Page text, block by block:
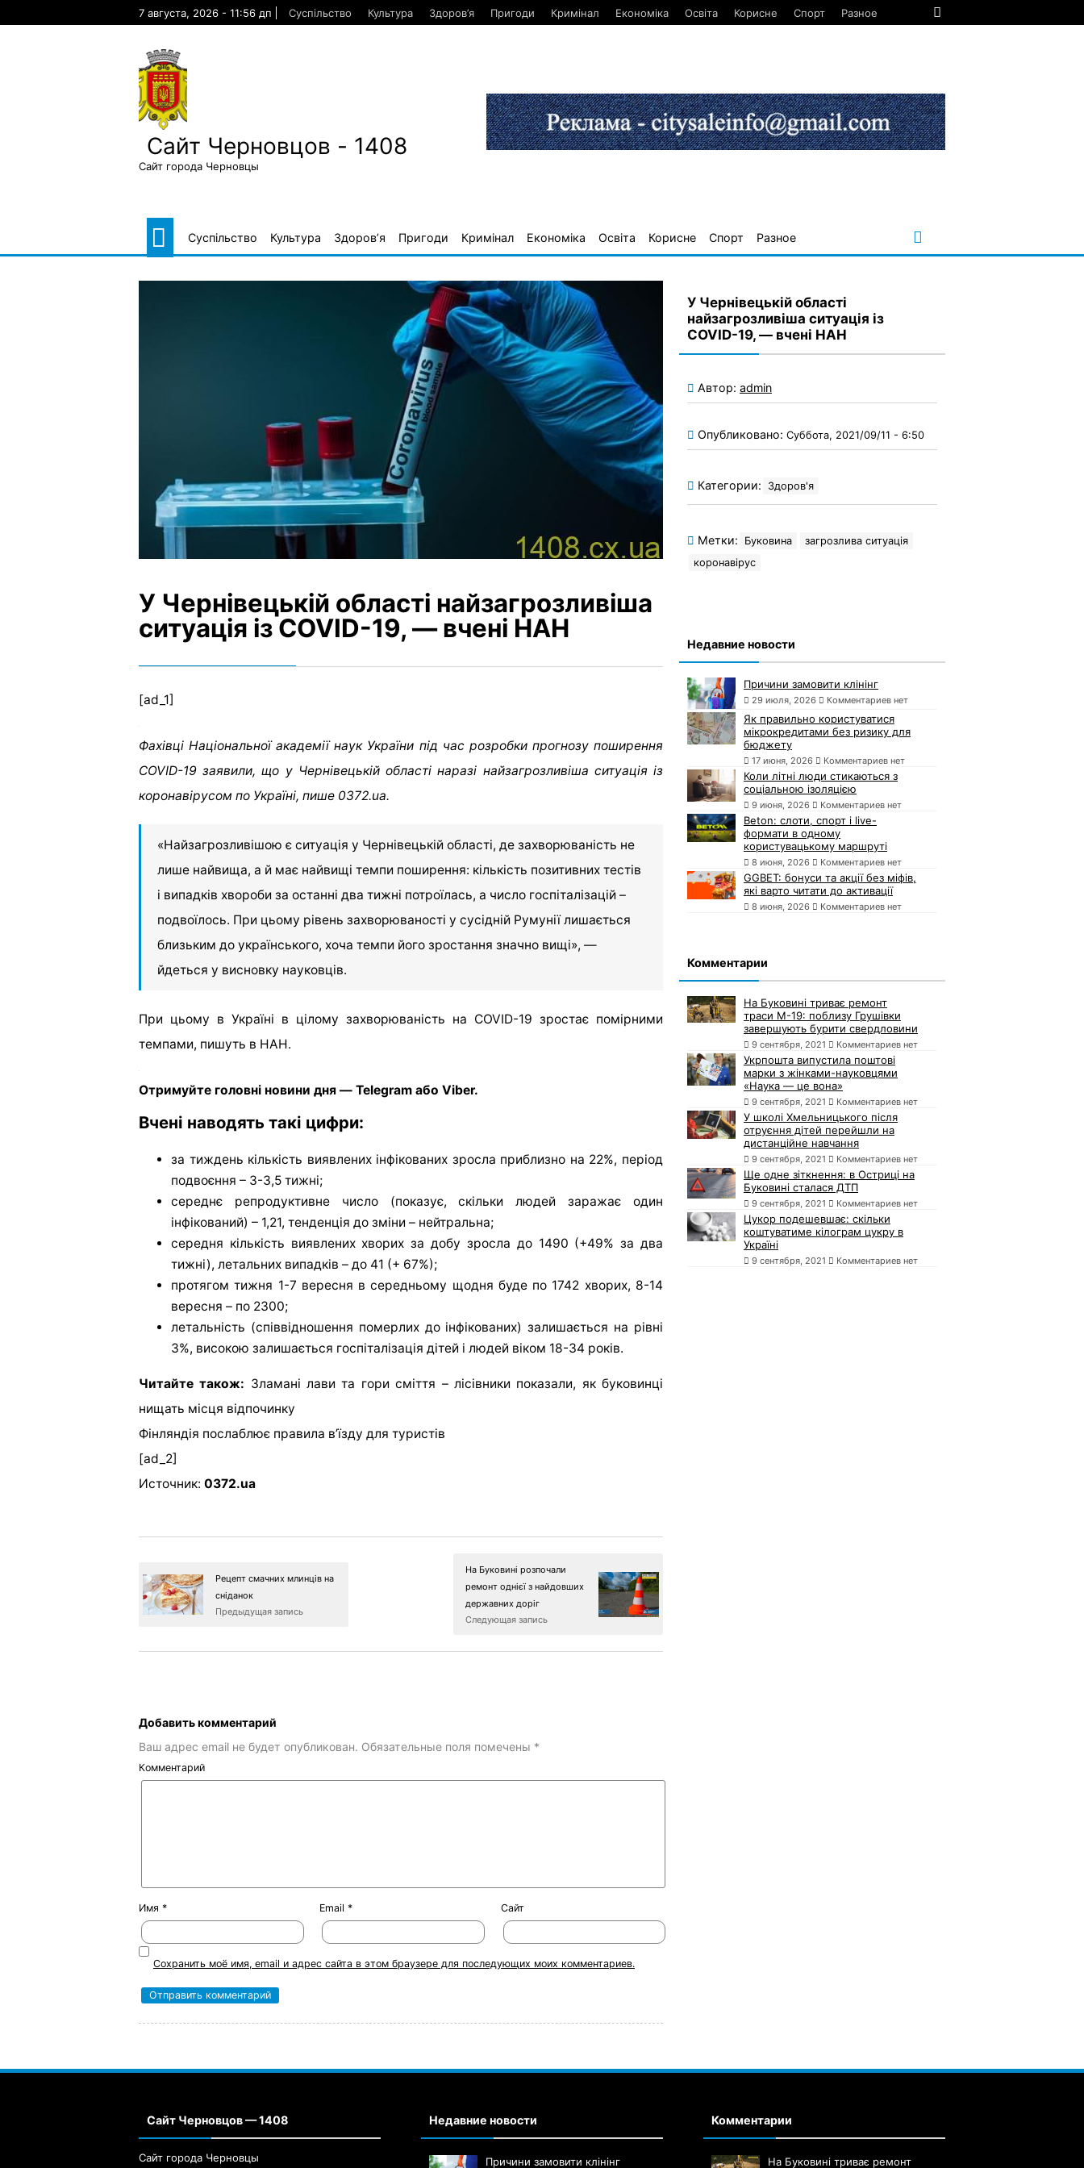
7 августа, 2026 - 11:56 дп Суспільство Культура Здоров’я Пригоди Кримінал Економіка Освіта Корисне Спорт Разное
Сайт Черновцов - 1408
Сайт города Черновцы
Суспільство Культура Здоров’я Пригоди Кримінал Економіка Освіта Корисне Спорт Разное
У Чернівецькій області найзагрозливіша
ситуація із COVID-19, — вчені НАН
[ad_1]
Фахівці Національної академії наук України під час розробки прогнозу поширення
COVID-19 заявили, що у Чернівецькій області наразі найзагрозливіша ситуація із
коронавірусом по Україні, пише 0372.ua.
«Найзагрозливішою є ситуація у Чернівецькій області, де захворюваність не
лише найвища, а й має найвищі темпи поширення: кількість позитивних тестів
і випадків хвороби за останні два тижні потроїлась, а число госпіталізацій –
подвоїлось. При цьому рівень захворюваності у сусідній Румунії лишається
близьким до українського, хоча темпи його зростання значно вищі», —
йдеться у висновку науковців.
При цьому в Україні в цілому захворюваність на COVID-19 зростає помірними
темпами, пишуть в НАН.
Отримуйте головні новини дня — Telegram або Viber.
Вчені наводять такі цифри:
за тиждень кількість виявлених інфікованих зросла приблизно на 22%, період
подвоєння – 3-3,5 тижні;
середнє репродуктивне число (показує, скільки людей заражає один
інфікований) – 1,21, тенденція до зміни – нейтральна;
середня кількість виявлених хворих за добу зросла до 1490 (+49% за два
тижні), летальних випадків – до 41 (+ 67%);
протягом тижня 1-7 вересня в середньому щодня буде по 1742 хворих, 8-14
вересня – по 2300;
летальність (співвідношення померлих до інфікованих) залишається на рівні
3%, високою залишається госпіталізація дітей і людей віком 18-34 років.
Читайте також: Зламані лави та гори сміття – лісівники показали, як буковинці
нищать місця відпочинку
Фінляндія послаблює правила в’їзду для туристів
[ad_2]
Источник: 0372.ua
Рецепт смачних млинців на
сніданок
Предыдущая запись
На Буковині розпочали
ремонт однієї з найдовших
державних доріг
Следующая запись
Добавить комментарий
Ваш адрес email не будет опубликован. Обязательные поля помечены *
Комментарий
Имя * Email* Сайт
Сохранить моё имя, email и адрес сайта в этом браузере для последующих моих комментариев.
У Чернівецькій області
найзагрозливіша ситуація із
COVID-19, — вчені НАН
Автор: admin
Опубликовано: Суббота, 2021/09/11 - 6:50
Категории: Здоров'я
Метки: Буковина
загрозлива ситуація
коронавірус
Недавние новости
Причини замовити клінінг
29 июля, 2026 Комментариев нет
Як правильно користуватися
мікрокредитами без ризику для
бюджету
17 июня, 2026 Комментариев нет
Коли літні люди стикаються з
соціальною ізоляцією
9 июня, 2026 Комментариев нет
Beton: слоти, спорт і live-
формати в одному
користувацькому маршруті
8 июня, 2026 Комментариев нет
GGBET: бонуси та акції без міфів,
які варто читати до активації
8 июня, 2026 Комментариев нет
Комментарии
На Буковині триває ремонт
траси М-19: поблизу Грушівки
завершують бурити свердловини
9 сентября, 2021 Комментариев нет
Укрпошта випустила поштові
марки з жінками-науковцями
«Наука — це вона»
9 сентября, 2021 Комментариев нет
У школі Хмельницького після
отруєння дітей перейшли на
дистанційне навчання
9 сентября, 2021 Комментариев нет
Ще одне зіткнення: в Остриці на
Буковині сталася ДТП
9 сентября, 2021 Комментариев нет
Цукор подешевшає: скільки
коштуватиме кілограм цукру в
Україні
9 сентября, 2021 Комментариев нет
Сайт Черновцов — 1408
Сайт города Черновцы
Недавние новости
Причини замовити клінінг
Комментарии
На Буковині триває ремонт